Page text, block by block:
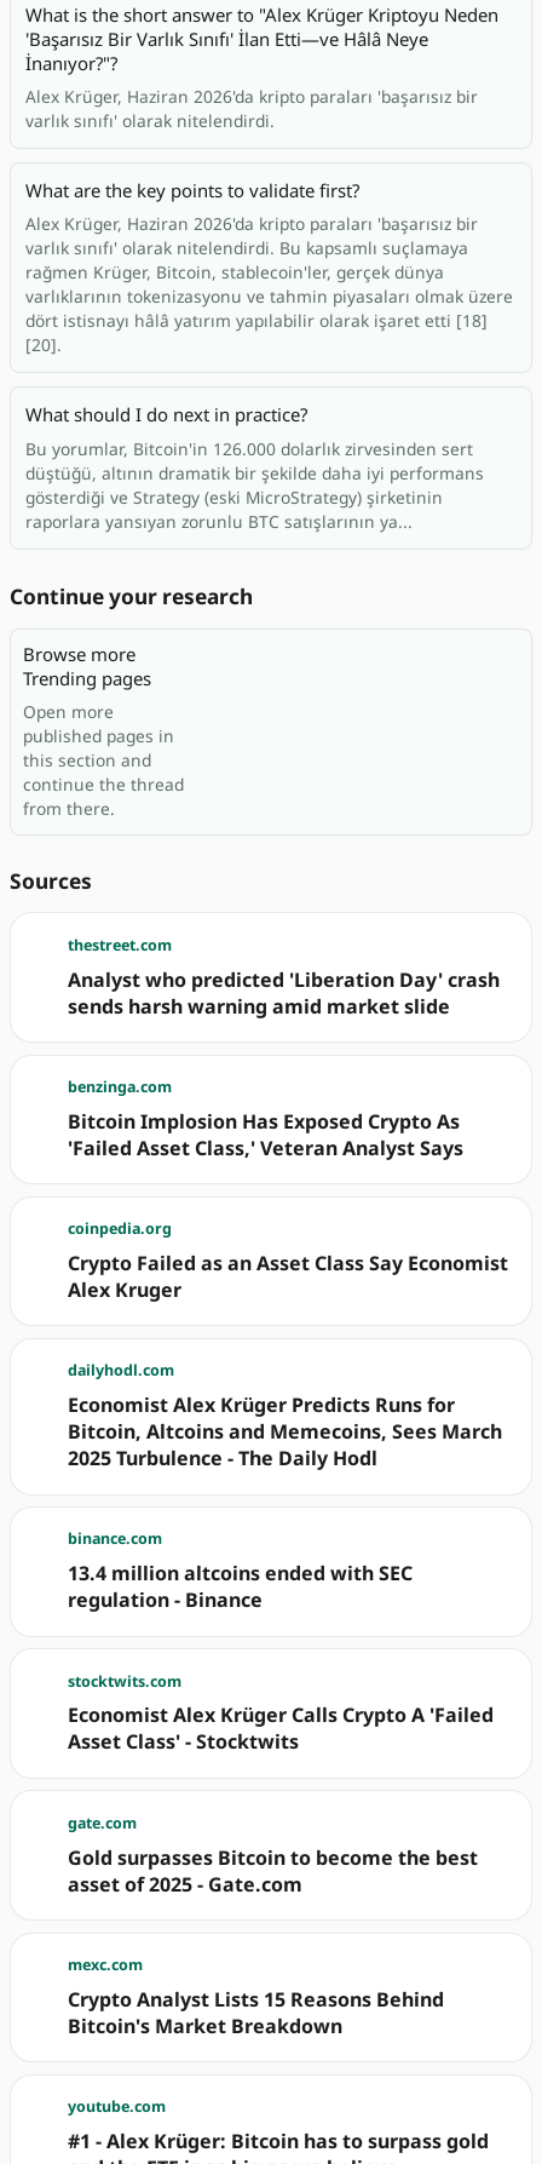
What is the short answer to "Alex Krüger Kriptoyu Neden
'Başarısız Bir Varlık Sınıfı' İlan Etti—ve Hâlâ Neye
İnanıyor?"?
Alex Krüger, Haziran 2026'da kripto paraları 'başarısız bir
varlık sınıfı' olarak nitelendirdi.
What are the key points to validate first?
Alex Krüger, Haziran 2026'da kripto paraları 'başarısız bir
varlık sınıfı' olarak nitelendirdi. Bu kapsamlı suçlamaya
rağmen Krüger, Bitcoin, stablecoin'ler, gerçek dünya
varlıklarının tokenizasyonu ve tahmin piyasaları olmak üzere
dört istisnayı hâlâ yatırım yapılabilir olarak işaret etti [18]
[20].
What should I do next in practice?
Bu yorumlar, Bitcoin'in 126.000 dolarlık zirvesinden sert
düştüğü, altının dramatik bir şekilde daha iyi performans
gösterdiği ve Strategy (eski MicroStrategy) şirketinin
raporlara yansıyan zorunlu BTC satışlarının ya...
Continue your research
Browse more
Trending pages
Open more
published pages in
this section and
continue the thread
from there.
Sources
thestreet.com
Analyst who predicted 'Liberation Day' crash
sends harsh warning amid market slide
benzinga.com
Bitcoin Implosion Has Exposed Crypto As
'Failed Asset Class,' Veteran Analyst Says
coinpedia.org
Crypto Failed as an Asset Class Say Economist
Alex Kruger
dailyhodl.com
Economist Alex Krüger Predicts Runs for
Bitcoin, Altcoins and Memecoins, Sees March
2025 Turbulence - The Daily Hodl
binance.com
13.4 million altcoins ended with SEC
regulation - Binance
stocktwits.com
Economist Alex Krüger Calls Crypto A 'Failed
Asset Class' - Stocktwits
gate.com
Gold surpasses Bitcoin to become the best
asset of 2025 - Gate.com
mexc.com
Crypto Analyst Lists 15 Reasons Behind
Bitcoin's Market Breakdown
youtube.com
#1 - Alex Krüger: Bitcoin has to surpass gold